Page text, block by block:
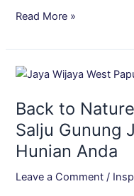
Read More »
Back to
Salju Gunung
Hunian Anda
Leave a Comment /
Back
Nature:
Hadirkan
Indahnya
Salju
Gunung